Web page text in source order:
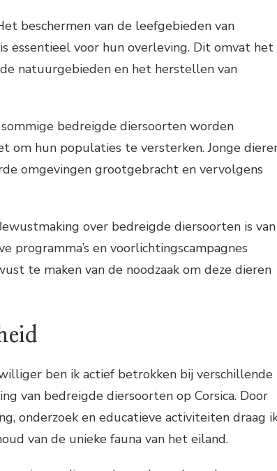
beschermen van de leefgebieden van
essentieel voor hun overleving. Dit omvat het
natuurgebieden en het herstellen van
sommige bedreigde diersoorten worden
om hun populaties te versterken. Jonge
omgevingen grootgebracht en vervolgens
over bedreigde diersoorten is van
programma’s en voorlichtingscampagnes
te maken van de noodzaak om deze dieren
ben ik actief betrokken bij verschillende
van bedreigde diersoorten op Corsica. Door
onderzoek en educatieve activiteiten draag
van de unieke fauna van het eiland.